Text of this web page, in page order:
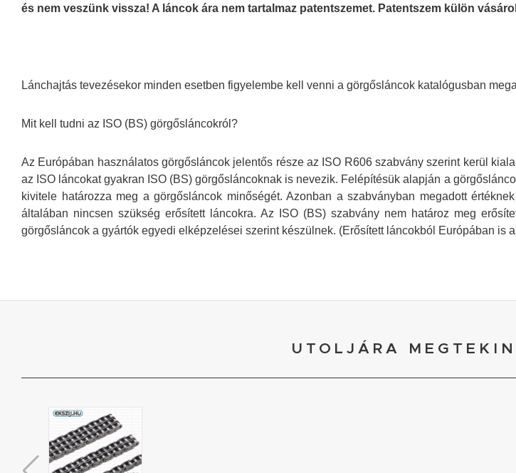
és nem veszünk vissza! A láncok ára nem tartalmaz patentszemet. Patentszem külön
Lánchajtás tevezésekor minden esetben figyelembe kell venni a görgősláncok katalógusban
Mit kell tudni az ISO (BS) görgősláncokról?
Az Európában használatos görgősláncok jelentős része az ISO R606 szabvány szerint kerül
az ISO láncokat gyakran ISO (BS) görgősláncoknak is nevezik. Felépítésük alapján a
kivitele határozza meg a görgősláncok minőségét. Azonban a szabványban megadott
általában nincsen szükség erősített láncokra. Az ISO (BS) szabvány nem határoz meg
görgősláncok a gyártók egyedi elképzelései szerint készülnek. (Erősített láncokból Európában is
UTOLJÁRA